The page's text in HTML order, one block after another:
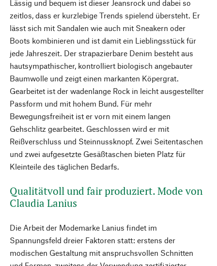
Lässig und bequem ist dieser Jeansrock und dabei so
zeitlos, dass er kurzlebige Trends spielend übersteht. Er
lässt sich mit Sandalen wie auch mit Sneakern oder
Boots kombinieren und ist damit ein Lieblingsstück für
jede Jahreszeit. Der strapazierbare Denim besteht aus
hautsympathischer, kontrolliert biologisch angebauter
Baumwolle und zeigt einen markanten Köpergrat.
Gearbeitet ist der wadenlange Rock in leicht ausgestellter
Passform und mit hohem Bund. Für mehr
Bewegungsfreiheit ist er vorn mit einem langen
Gehschlitz gearbeitet. Geschlossen wird er mit
Reißverschluss und Steinnussknopf. Zwei Seitentaschen
und zwei aufgesetzte Gesäßtaschen bieten Platz für
Kleinteile des täglichen Bedarfs.
Qualitätvoll und fair produziert. Mode von
Claudia Lanius
Die Arbeit der Modemarke Lanius findet im
Spannungsfeld dreier Faktoren statt: erstens der
modischen Gestaltung mit anspruchsvollen Schnitten